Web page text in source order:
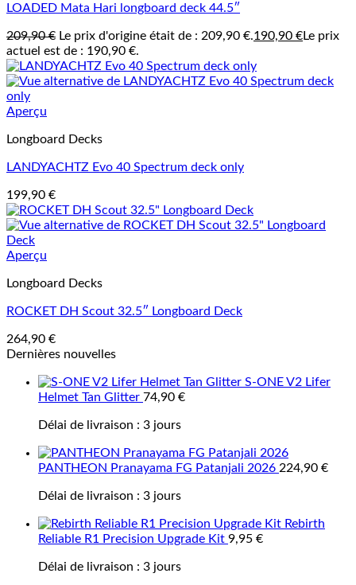
LOADED Mata Hari longboard deck 44.5″
209,90€ Le prix d'origine était de : 209,90 €.190,90 €Le prix
actuel est de : 190,90 €.
Aperçu
Longboard Decks
LANDYACHTZ Evo 40 Spectrum deck only
199,90 €
Aperçu
Longboard Decks
ROCKET DH Scout 32.5″ Longboard Deck
264,90 €
Dernières nouvelles
S-ONE V2 Lifer
Helmet Tan Glitter 74,90 €
Délai de livraison : 3 jours
PANTHEON Pranayama FG Patanjali 2026 224,90 €
Délai de livraison : 3 jours
Rebirth
Reliable R1 Precision Upgrade Kit 9,95 €
Délai de livraison : 3 jours